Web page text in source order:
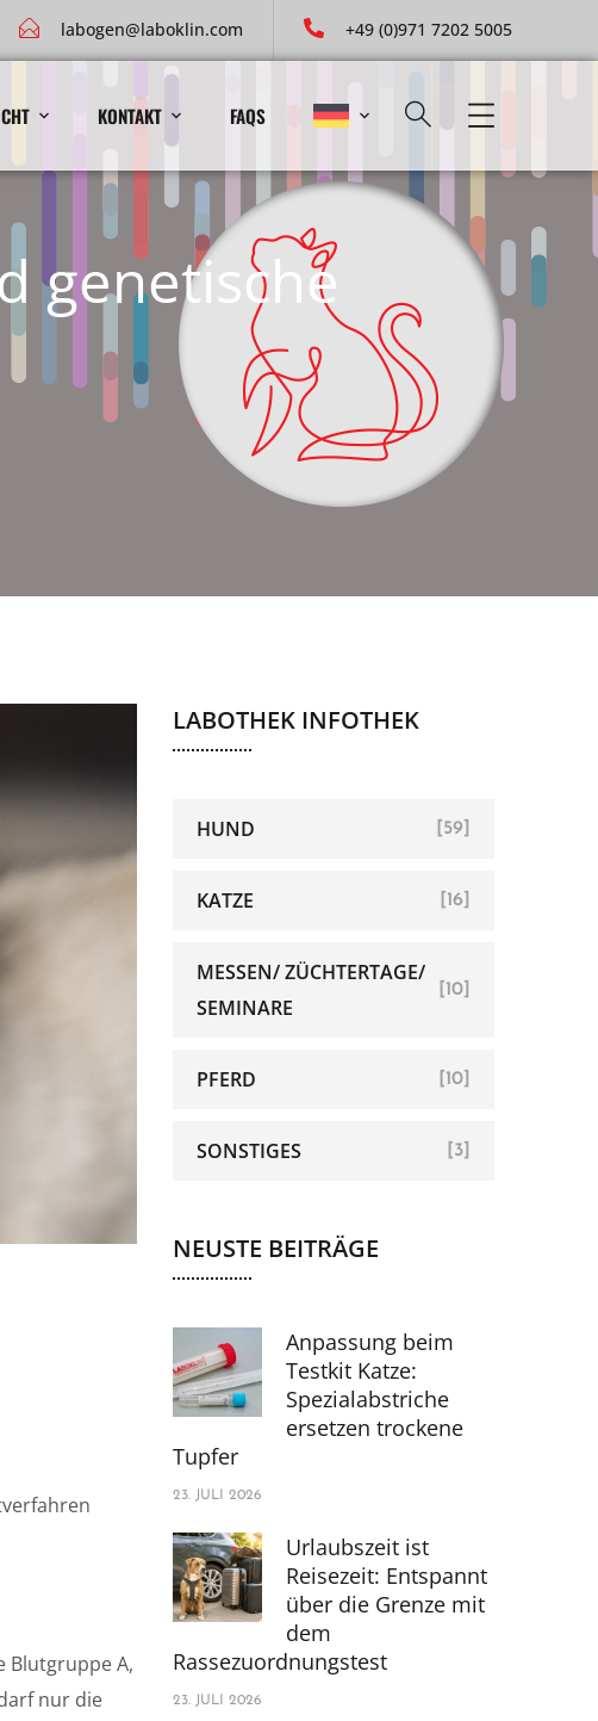
labogen@laboklin.com +49 (0)971 7202 5005
KONTAKT FAQS
genetische
Blutgruppe A,
nur die
LABOTHEK INFOTHEK
HUND [59]
KATZE [16]
MESSEN/ ZÜCHTERTAGE/
SEMINARE
[10]
PFERD [10]
SONSTIGES [3]
NEUSTE BEITRÄGE
Anpassung beim
Testkit Katze:
Spezialabstriche
ersetzen trockene
Tupfer
23. JULI 2026
Urlaubszeit ist
Reisezeit: Entspannt
über die Grenze mit
dem
Rassezuordnungstest
23. JULI 2026